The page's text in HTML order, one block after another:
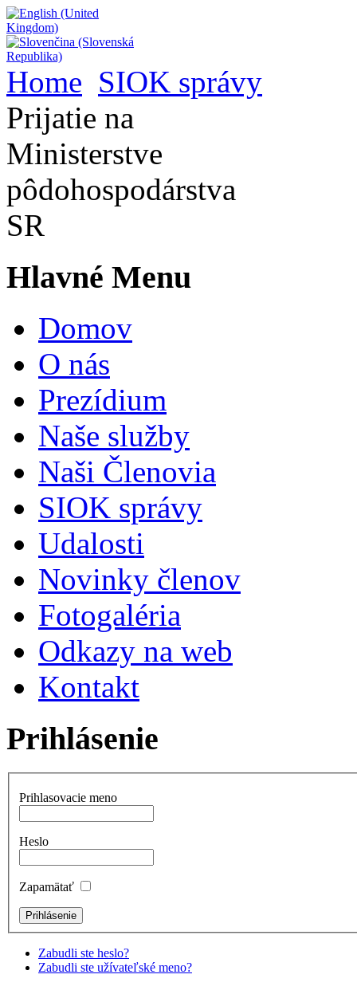
Home SIOK správy
Prijatie na
Ministerstve
pôdohospodárstva
SR
Hlavné Menu
Domov
O nás
Prezídium
Naše služby
Naši Členovia
SIOK správy
Udalosti
Novinky členov
Fotogaléria
Odkazy na web
Kontakt
Prihlásenie
Prihlasovacie meno
Heslo
Zapamätať
Zabudli ste heslo?
Zabudli ste užívateľské meno?